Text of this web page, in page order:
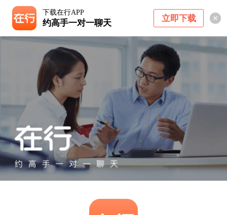
下载在行APP
约高手一对一聊天 立即下载